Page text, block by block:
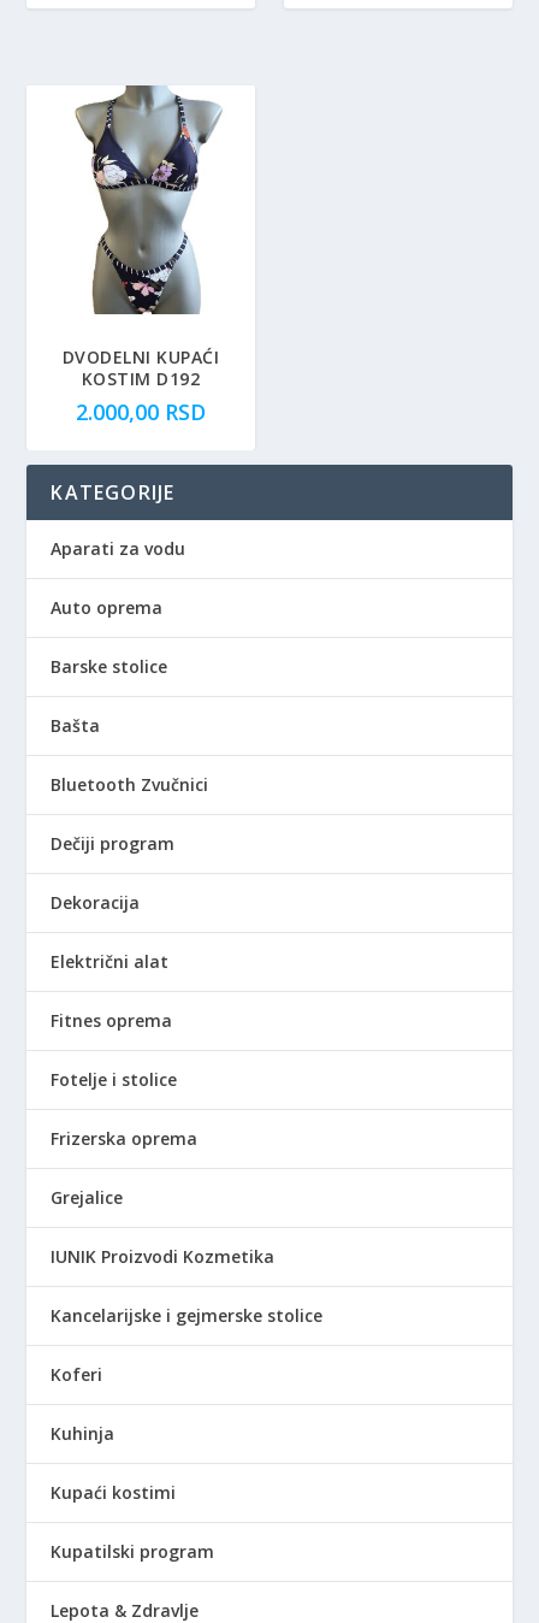
DVODELNI KUPAĆI
KOSTIM D192
2.000,00 RSD
KATEGORIJE
Aparati za vodu
Auto oprema
Barske stolice
Bašta
Bluetooth Zvučnici
Dečiji program
Dekoracija
Električni alat
Fitnes oprema
Fotelje i stolice
Frizerska oprema
Grejalice
IUNIK Proizvodi Kozmetika
Kancelarijske i gejmerske stolice
Koferi
Kuhinja
Kupaći kostimi
Kupatilski program
Lepota & Zdravlje